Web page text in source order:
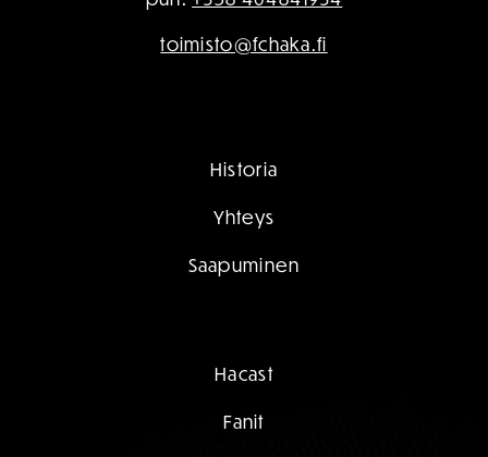
toimisto@fchaka.fi
Historia
Yhteys
Saapuminen
Hacast
Fanit